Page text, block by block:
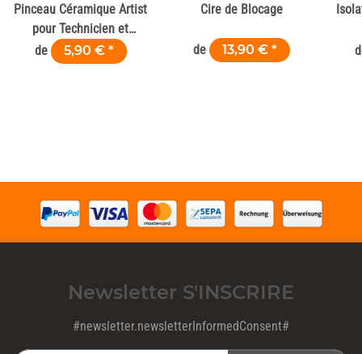
Pinceau Céramique Artist
pour Technicien et
Laboratoire Dentaire
de 5,90 € *
Cire de Blocage
de 13,90 € *
Newsletter S'INSCRIRE
#newsletter.newsletterInformedConsent#